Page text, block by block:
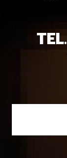
TEL.